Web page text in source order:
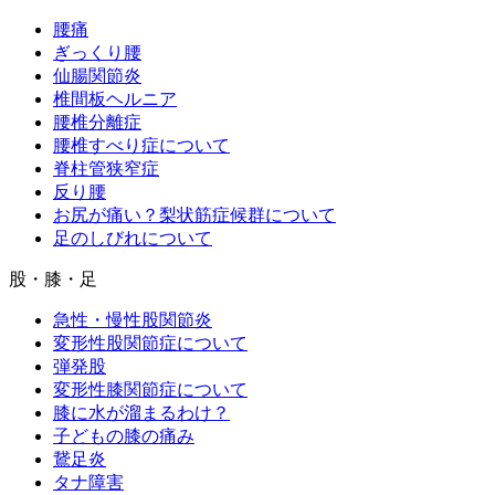
腰痛
ぎっくり腰
仙腸関節炎
椎間板ヘルニア
腰椎分離症
腰椎すべり症について
脊柱管狭窄症
反り腰
お尻が痛い？梨状筋症候群について
足のしびれについて
股・膝・足
急性・慢性股関節炎
変形性股関節症について
弾発股
変形性膝関節症について
膝に水が溜まるわけ？
子どもの膝の痛み
鵞足炎
タナ障害